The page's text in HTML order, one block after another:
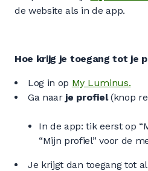
de website als in de app.
Hoe krijg je toegang tot je
Log in op My Luminus.
Ga naar je profiel(knop
In de app: tik eerst op
“Mijn profiel” voor de
Je krijgt dan toegang tot